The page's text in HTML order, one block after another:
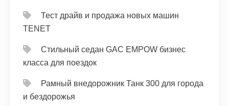
Тест драйв и продажа новых машин
TENET
Стильный седан GAC EMPOW бизнес
класса для поездок
Рамный внедорожник Танк 300 для города
и бездорожья